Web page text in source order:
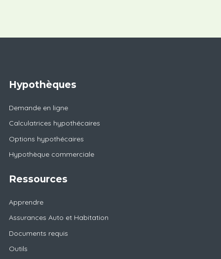
Hypothèques
Demande en ligne
Calculatrices hypothécaires
Options hypothécaires
Hypothèque commerciale
Ressources
Apprendre
Assurances Auto et Habitation
Documents requis
Outils